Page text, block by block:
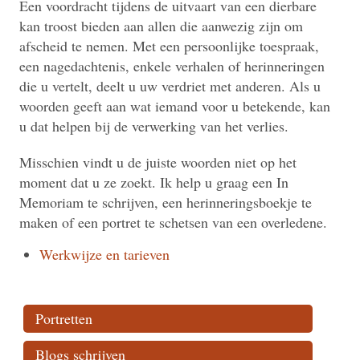
Een voordracht tijdens de uitvaart van een dierbare
kan troost bieden aan allen die aanwezig zijn om
afscheid te nemen. Met een persoonlijke toespraak,
een nagedachtenis, enkele verhalen of herinneringen
die u vertelt, deelt u uw verdriet met anderen. Als u
woorden geeft aan wat iemand voor u betekende, kan
u dat helpen bij de verwerking van het verlies.
Misschien vindt u de juiste woorden niet op het
moment dat u ze zoekt. Ik help u graag een In
Memoriam te schrijven, een herinneringsboekje te
maken of een portret te schetsen van een overledene.
Werkwijze en tarieven
Portretten
Blogs schrijven